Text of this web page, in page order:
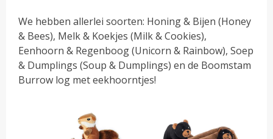
We hebben allerlei soorten: Honing & Bijen (Honey
& Bees), Melk & Koekjes (Milk & Cookies),
Eenhoorn & Regenboog (Unicorn & Rainbow), Soep
& Dumplings (Soup & Dumplings) en de Boomstam
Burrow log met eekhoorntjes!